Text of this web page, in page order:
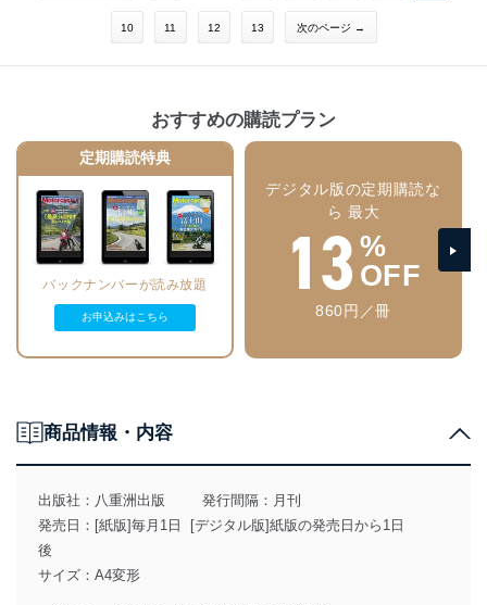
10 11 12 13 次のページ →
おすすめの購読プラン
定期購読特典
バックナンバーが読み放題
お申込みはこちら
デジタル版の定期購読な
ら 最大
13 %
OFF
860円／冊
商品情報・内容
出版社： 八重洲出版
発行間隔：月刊
発売日：[紙版]毎月1日 [デジタル版]紙版の発売日から1日
後
サイズ：A4変形